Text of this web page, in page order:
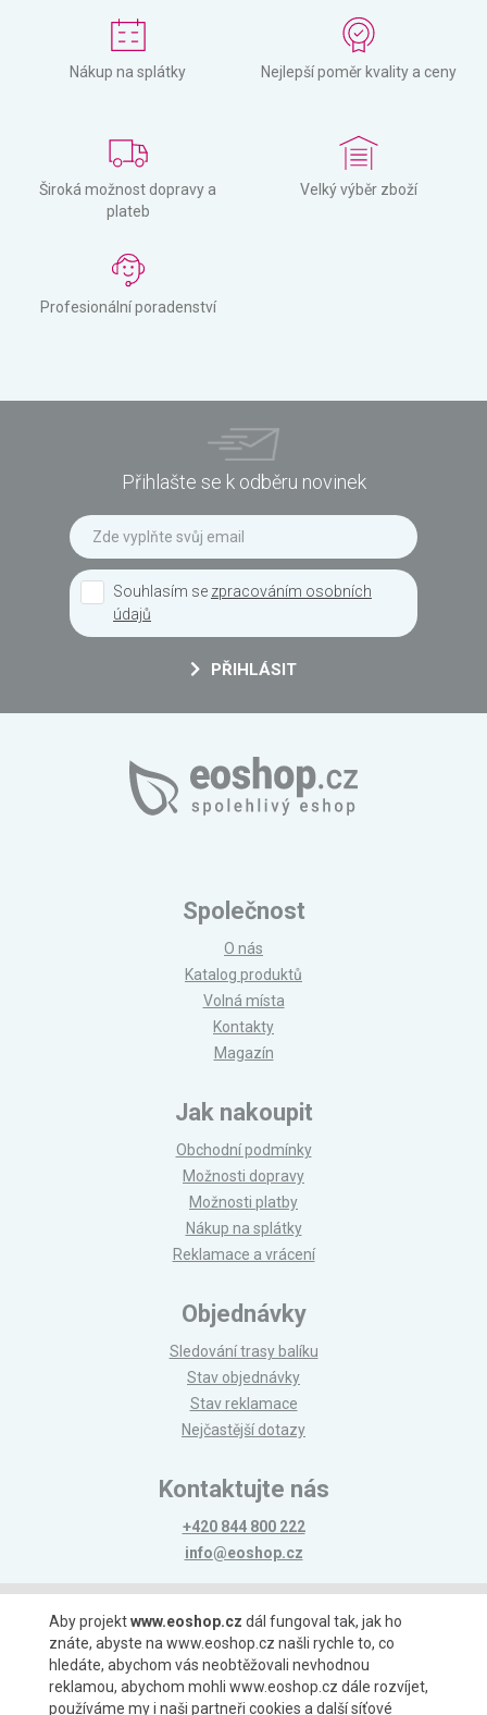
Nákup na splátky Nejlepší poměr kvality a ceny
Široká možnost dopravy a
plateb
Velký výběr zboží
Profesionální poradenství
Přihlašte se k odběru novinek
Souhlasím se zpracováním osobních
údajů
PŘIHLÁSIT
Společnost
O nás
Katalog produktů
Volná místa
Kontakty
Magazín
Jak nakoupit
Obchodní podmínky
Možnosti dopravy
Možnosti platby
Nákup na splátky
Reklamace a vrácení
Objednávky
Sledování trasy balíku
Stav objednávky
Stav reklamace
Nejčastější dotazy
Kontaktujte nás
+420 844 800 222
info@eoshop.cz
Možnosti platby
Aby projektwww.eoshop.cz dál fungoval tak, jak ho
znáte, abyste na www.eoshop.cz našli rychle to, co
hledáte, abychom vás neobtěžovali nevhodnou
reklamou, abychom mohli www.eoshop.cz dále rozvíjet,
používáme my i naši partneři cookies a další síťové